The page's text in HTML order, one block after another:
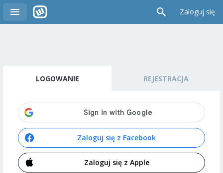
Zaloguj się
LOGOWANIE REJESTRACJA
Zaloguj się z Facebook
Zaloguj się z Apple